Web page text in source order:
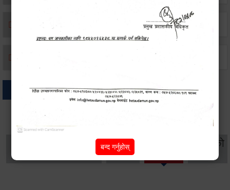
मृत्यू दर्ता
महिला
विकास
सूचनाको
बन्द गर्नुहोस्